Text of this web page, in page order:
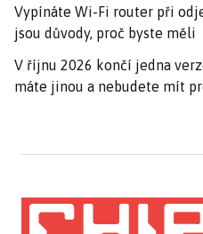
Vypínáte Wi-Fi router při
jsou důvody, proč byste měli
V říjnu 2026 končí jedna
máte jinou a nebudete mít